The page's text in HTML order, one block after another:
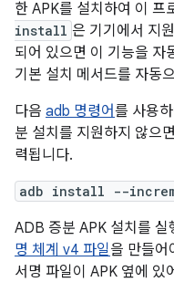
한 APK를 설치하여 이 프
install 은 기기에서 지
되어 있으면 이 기능을 자
기본 설치 메서드를 자동
다음 adb 명령어를 사용
분 설치를 지원하지 않으
력됩니다.
adb install --
ADB 증분 APK 설치를 실
명 체계 v4 파일을 만들어
서명 파일이 APK 옆에 있